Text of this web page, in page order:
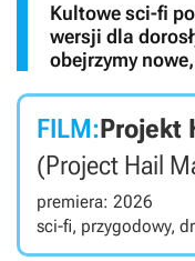
Kultowe sci-fi
wersji dla
obejrzymy
FILM:Projekt
(Project Hail
premiera: 2026
sci-fi, przygodowy,